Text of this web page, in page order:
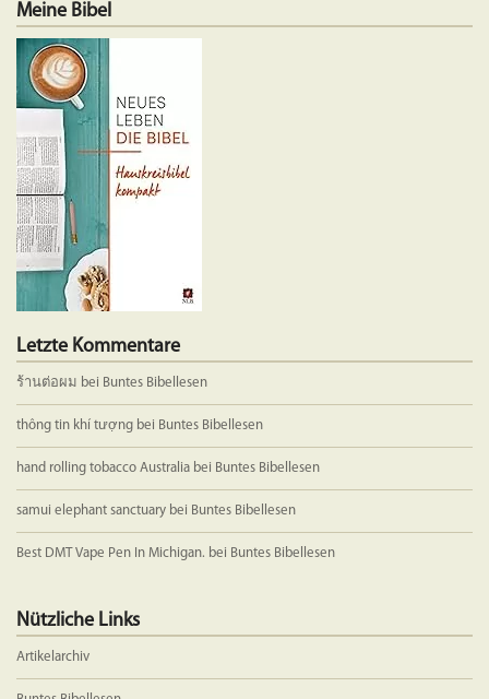
Meine Bibel
Letzte Kommentare
ร้านต่อผม bei Buntes Bibellesen
thông tin khí tượng bei Buntes Bibellesen
hand rolling tobacco Australia bei Buntes Bibellesen
samui elephant sanctuary bei Buntes Bibellesen
Best DMT Vape Pen In Michigan. bei Buntes Bibellesen
Nützliche Links
Artikelarchiv